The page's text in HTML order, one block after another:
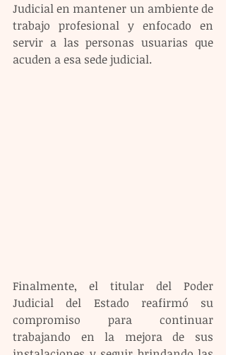
Judicial en mantener un ambiente de
trabajo profesional y enfocado en
servir a las personas usuarias que
acuden a esa sede judicial.
Finalmente, el titular del Poder
Judicial del Estado reafirmó su
compromiso para continuar
trabajando en la mejora de sus